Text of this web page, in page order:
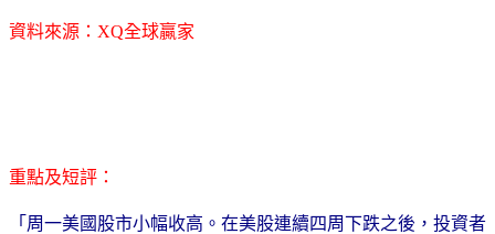
資料來源：XQ全球贏家
重點及短評：
「周一美國股市小幅收高。在美股連續四周下跌之後，投資者